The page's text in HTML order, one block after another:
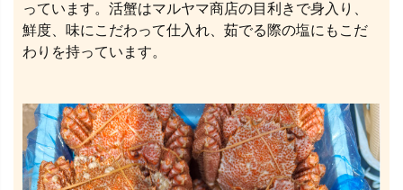
っています。活蟹はマルヤマ商店の目利きで身入り、
鮮度、味にこだわって仕入れ、茹でる際の塩にもこだ
わりを持っています。